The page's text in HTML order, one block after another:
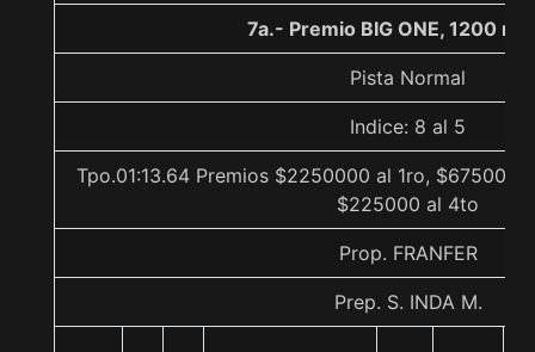
7a.- Premio BIG ONE, 1200
Pista Normal
Indice: 8 al 5
Tpo.01:13.64 Premios $2250000 al 1ro, $675000
$225000 al 4to
Prop. FRANFER
Prep. S. INDA M.